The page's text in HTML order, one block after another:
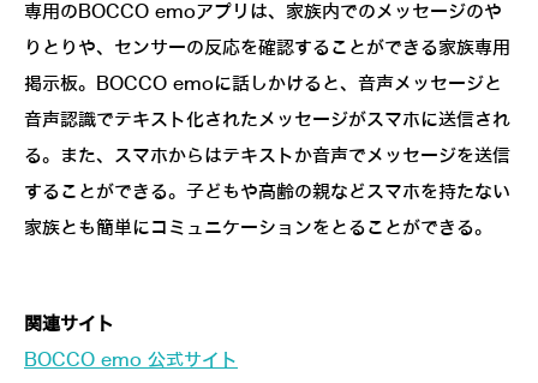
専用のBOCCO emoアプリは、家族内でのメッセージのや
りとりや、センサーの反応を確認することができる家族専用
掲示板。BOCCO emoに話しかけると、音声メッセージと
音声認識でテキスト化されたメッセージがスマホに送信され
る。また、スマホからはテキストか音声でメッセージを送信
することができる。子どもや高齢の親などスマホを持たない
家族とも簡単にコミュニケーションをとることができる。
関連サイト
BOCCO emo 公式サイト